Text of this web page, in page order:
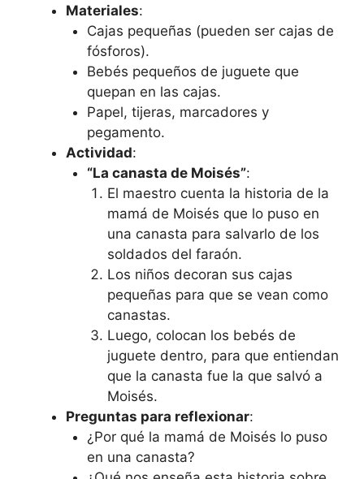
Materiales:
Cajas pequeñas (pueden ser cajas de
fósforos).
Bebés pequeños de juguete que
quepan en las cajas.
Papel, tijeras, marcadores y
pegamento.
Actividad:
“La canasta de Moisés”:
El maestro cuenta la historia de la
mamá de Moisés que lo puso en
una canasta para salvarlo de los
soldados del faraón.
Los niños decoran sus cajas
pequeñas para que se vean como
canastas.
Luego, colocan los bebés de
juguete dentro, para que entiendan
que la canasta fue la que salvó a
Moisés.
Preguntas para reflexionar:
¿Por qué la mamá de Moisés lo puso
en una canasta?